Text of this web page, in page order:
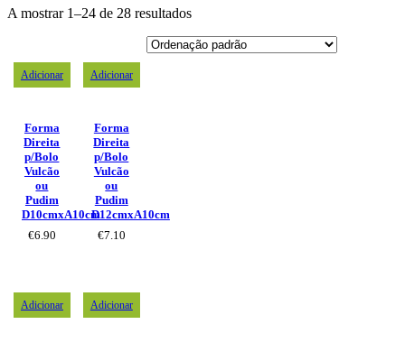
A mostrar 1–24 de 28 resultados
Adicionar
Forma
Direita
p/Bolo
Vulcão
ou
Pudim
D10cmxA10cm
€6.90
Adicionar
Forma
Direita
p/Bolo
Vulcão
ou
Pudim
D12cmxA10cm
€7.10
Adicionar Adicionar